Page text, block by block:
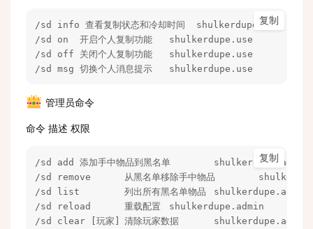
复制
/sd info 查看复制状态和冷却时间  shulkerdupe.use
/sd on	开启个人复制功能	shulkerdupe.use
/sd off	关闭个人复制功能	shulkerdupe.use
/sd msg	切换个人消息提示	shulkerdupe.use
管理员命令
命令 描述 权限
复制
/sd add	添加手中物品到黑名单	shulkerdupe.admin
/sd remove	从黑名单移除手中物品	shulkerdupe.admin
/sd list	列出所有黑名单物品	shulkerdupe.admin
/sd reload	重载配置	shulkerdupe.admin
/sd clear [玩家]	清除玩家数据	shulkerdupe.admin